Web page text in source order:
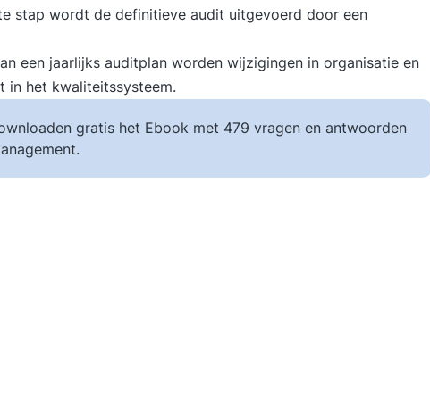
stap wordt de definitieve audit uitgevoerd door een
een jaarlijks auditplan worden wijzigingen in organisatie en
in het kwaliteitssysteem.
gratis het Ebook met 479 vragen en antwoorden